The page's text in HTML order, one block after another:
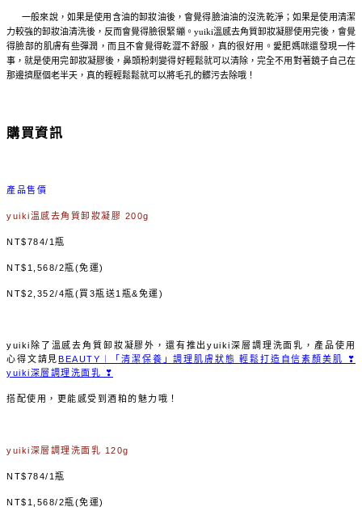
一般來說，如果是使用含油的卸妝油後，會覺得臉油油的沒洗乾淨；如果是使用清潔
力較強的卸妝油清洗後，反而會覺得臉很緊繃。yuiki溫感去角質卸妝凝膠使用完後，會覺
得臉部的肌膚有些彈潤，而且不會覺得乾澀不舒服，真的很好用。愛肥媽咪還發現一件
事，就是使用完卸妝凝膠後，鼻頭粉刺變得好輕鬆就可以清除，完全不用對著鏡子自己在
那邊擠壓個老半天，真的輕輕鬆鬆就可以將毛孔的髒污去除哦！
購買資訊
產品售價
yuiki溫感去角質卸妝凝膠 200g
NT$784/1瓶
NT$1,568/2瓶(免運)
NT$2,352/4瓶(買3瓶送1瓶&免運)
yuiki除了溫感去角質卸妝凝膠外，還有推出yuiki深層調理洗面乳，產品使用
心得文請見BEAUTY︱「清潔保養」調理肌膚狀態 輕鬆打造自信素顏美肌 ❣
yuiki深層調理洗面乳 ❣
搭配使用，更能感受到酒粕的魅力哦！
yuiki深層調理洗面乳 120g
NT$784/1瓶
NT$1,568/2瓶(免運)